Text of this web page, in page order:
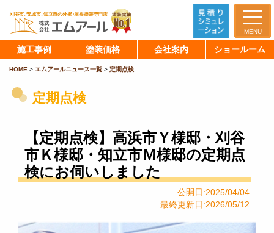
MENU
施工事例 塗装価格 会社案内 ショールーム
HOME > エムアールニュース一覧 > 定期点検
定期点検
【定期点検】高浜市Ｙ様邸・刈谷
市Ｋ様邸・知立市Ｍ様邸の定期点
検にお伺いしました
公開日:2025/04/04
最終更新日:2026/05/12